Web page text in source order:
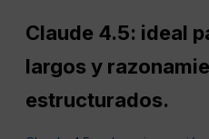
Claude 4.5: ideal
largos y
estructurados.